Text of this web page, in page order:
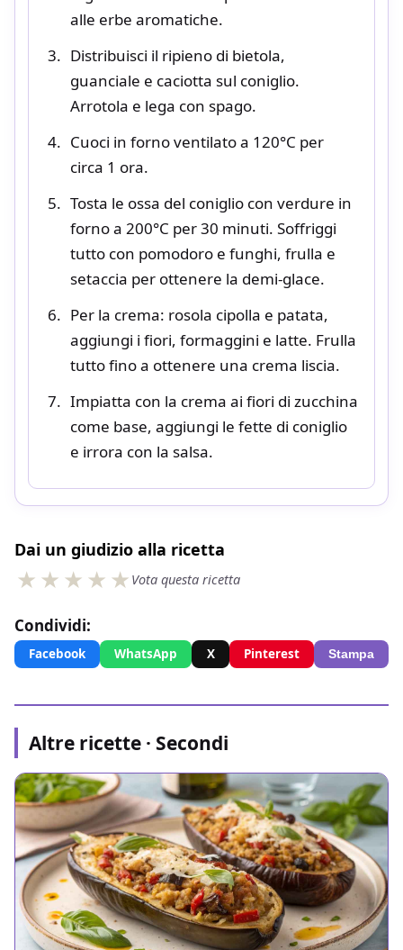
alle erbe aromatiche.
Distribuisci il ripieno di bietola,
guanciale e caciotta sul coniglio.
Arrotola e lega con spago.
Cuoci in forno ventilato a 120°C per
circa 1 ora.
Tosta le ossa del coniglio con verdure in
forno a 200°C per 30 minuti. Soffriggi
tutto con pomodoro e funghi, frulla e
setaccia per ottenere la demi-glace.
Per la crema: rosola cipolla e patata,
aggiungi i fiori, formaggini e latte. Frulla
tutto fino a ottenere una crema liscia.
Impiatta con la crema ai fiori di zucchina
come base, aggiungi le fette di coniglio
e irrora con la salsa.
Dai un giudizio alla ricetta
Vota questa ricetta
Condividi:
Facebook WhatsApp X Pinterest Stampa
Altre ricette · Secondi